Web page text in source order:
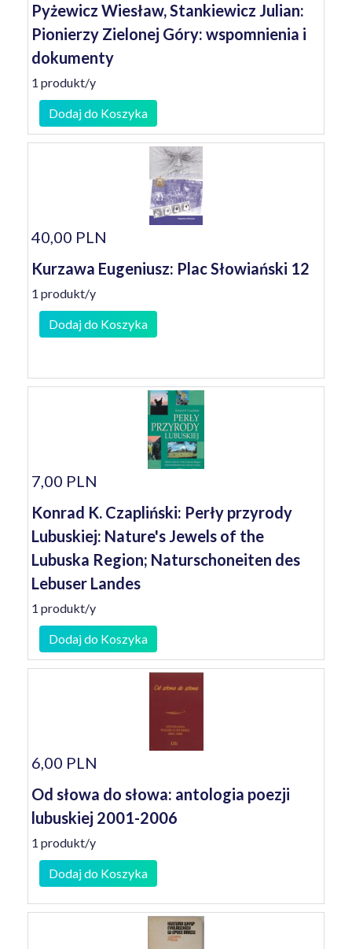
Pyżewicz Wiesław, Stankiewicz Julian:
Pionierzy Zielonej Góry: wspomnienia i
dokumenty
1 produkt/y
Dodaj do Koszyka
40,00 PLN
Kurzawa Eugeniusz: Plac Słowiański 12
1 produkt/y
Dodaj do Koszyka
7,00 PLN
Konrad K. Czapliński: Perły przyrody
Lubuskiej: Nature's Jewels of the
Lubuska Region; Naturschoneiten des
Lebuser Landes
1 produkt/y
Dodaj do Koszyka
6,00 PLN
Od słowa do słowa: antologia poezji
lubuskiej 2001-2006
1 produkt/y
Dodaj do Koszyka